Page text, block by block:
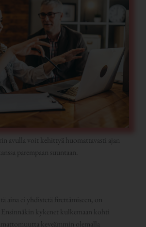
avulla voit kehittyä huomattavasti ajan
kanssa parempaan suuntaan.
aina ei yhdistetä firettämiseen, on
kykenet kulkemaan kohti
keveämmin olemalla